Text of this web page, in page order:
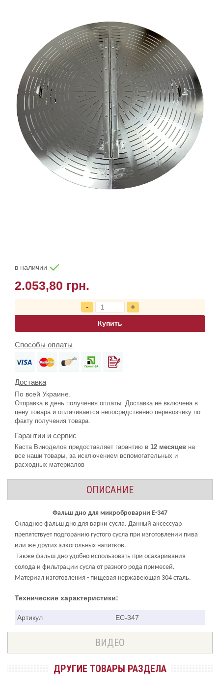
в наличии
2.053,80 грн.
Купить
Способы оплаты
Доставка
По всей Украине.
Отправка в день получения оплаты. Доставка не включена в
цену товара и оплачивается непосредственно перевозчику по
факту получения товара.
Гарантии и сервис
Каста Виноделов предоставляет гарантию в 12 месяцев на
все наши товары, за исключением вспомогательных и
расходных материалов
ОПИСАНИЕ
Фальш дно для микроброварни Е-347
Складное фальш дно для варки сусла. Данный аксессуар
препятствует подгоранию густого сусла при изготовлении пива
или же других алкогольных напитков.
Также фальш дно удобно использовать при осахаривания
солода и фильтрации сусла от разного рода примесей.
Материал изготовления - пищевая нержавеющая 304 сталь.
Технические характеристики:
Артикул ЕC-347
ВИДЕО
ДРУГИЕ ТОВАРЫ РАЗДЕЛА